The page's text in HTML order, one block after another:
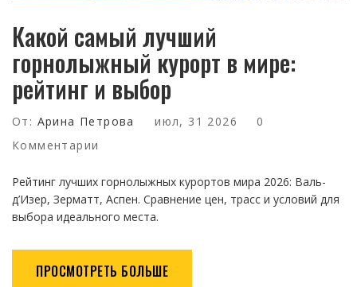
Какой самый лучший
горнолыжный курорт в мире:
рейтинг и выбор
От: Арина Петрова июл, 31 2026
0
Комментарии
Рейтинг лучших горнолыжных курортов мира 2026: Валь-
д’Изер, Зерматт, Аспен. Сравнение цен, трасс и условий для
выбора идеального места.
ПРОСМОТРЕТЬ БОЛЬШЕ